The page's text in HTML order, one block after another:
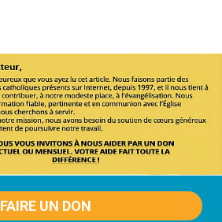
FAIRE UN DON